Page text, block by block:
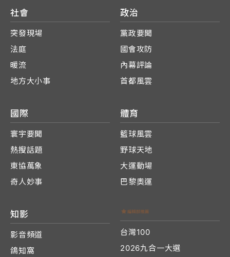
社會
突發現場
法庭
暖流
地方大小事
政治
黨政要聞
國會攻防
內幕評論
首都風雲
國際
寰宇要聞
熱搜話題
東協萬象
奇人妙事
體育
籃球風雲
野球天地
大運動場
巴黎奧運
知影
影音頻道
鴿知窩
台灣100
2026九合一大選